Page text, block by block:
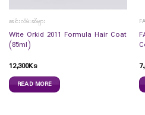
ခေါင်းလိမ်းဆီများ
Wite Orkid 2011 Formula Hair Coat
(85ml)
12,300Ks
READ MORE